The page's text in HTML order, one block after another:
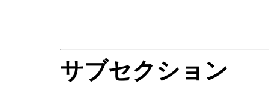
サブセクション